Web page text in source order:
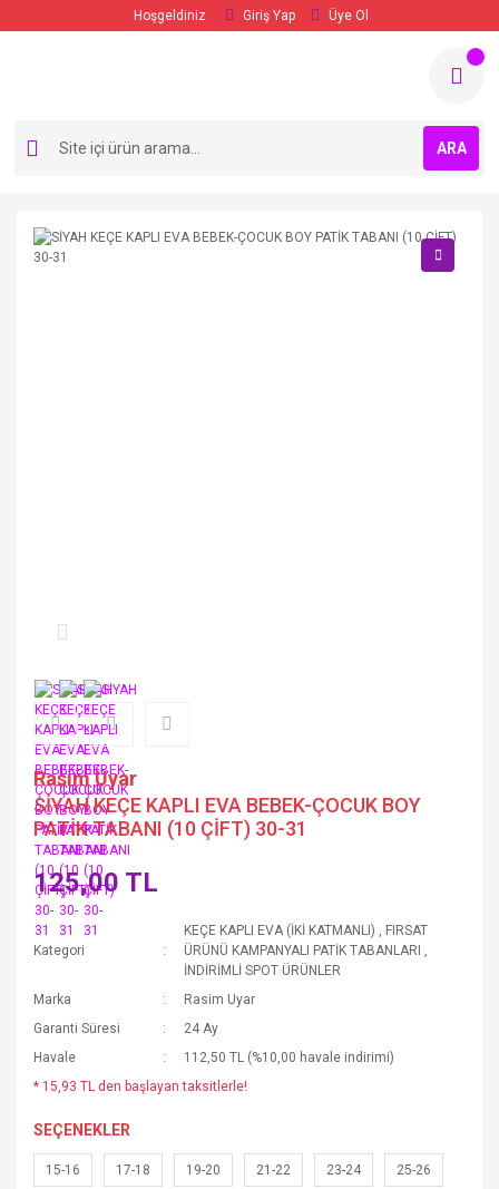
Hoşgeldiniz Giriş Yap Üye Ol
ARA
Rasim Uyar
SİYAH KEÇE KAPLI EVA BEBEK-ÇOCUK BOY
PATİK TABANI (10 ÇİFT) 30-31
125,00 TL
Kategori
KEÇE KAPLI EVA (İKİ KATMANLI) , FIRSAT
ÜRÜNÜ KAMPANYALI PATİK TABANLARI ,
İNDİRİMLİ SPOT ÜRÜNLER
Marka
Rasim Uyar
Garanti Süresi
24 Ay
Havale
112,50 TL (%10,00 havale indirimi)
* 15,93 TL den başlayan taksitlerle!
SEÇENEKLER
15-16 17-18 19-20 21-22 23-24 25-26